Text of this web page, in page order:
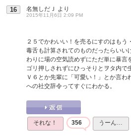
16 名無しだＪ より
2015年11月6日 2:09 PM
２５でかわいい！を売るにすのはもう
毒舌も計算されてのものだったらいい
わりに場の空気読めずにただ単に暴言
ゴリ押しされずにひっそりとヲタ内で
Ｖ６とか先輩に「可愛い！」とか言
への社交辞令ってすぐにわかる。
それな！ 356 うーん…